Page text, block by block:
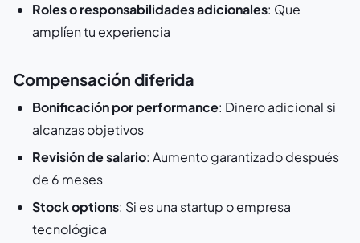
Roles o responsabilidades adicionales: Que
amplíen tu experiencia
Compensación diferida
Bonificación por performance: Dinero adicional si
alcanzas objetivos
Revisión de salario: Aumento garantizado después
de 6 meses
Stock options: Si es una startup o empresa
tecnológica